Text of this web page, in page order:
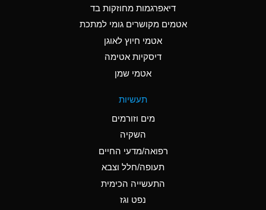
Ammonia Anhydrous
B
Ammonia Gas (cold)
A
Ammonia Gas (hot)
Ammonium Hydroxide
D
Ammonium Nitrate
דיאפרגמות מחוזקות בד
אטמים מקושרים גומי למתכת
אטמי חיוץ לאוגן
דיסקיות אטימה
אטמי שמן
תעשיות
מים וזורמים
השקיה
רפואה/מדעי החיים
תעופה/חלל וצבא
התעשייה הכימית
נפט וגז